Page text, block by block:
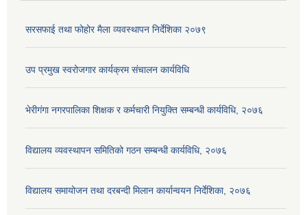
सरसफाई तथा फोहोर मैला व्यवस्थापन निर्देशिका २०७९
उप प्रमुख स्वरोजगार कार्यक्रम संचालन कार्यविधि
भेरीगंगा नगरपालिका शिक्षक र कर्मचारी नियुक्ति सम्बन्धी कार्यविधि, २०७६
विद्यालय व्यवस्थापन समितिको गठन सम्बन्धी कार्यविधि, २०७६
विद्यालय समायोजन तथा दरबन्दी मिलान कार्यान्वयन निर्देशिका, २०७६